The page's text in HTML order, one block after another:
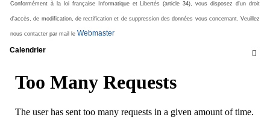
Conformément à la loi française Informatique et Libertés (article 34), vous disposez d'un droit
d'accès, de modification, de rectification et de suppression des données vous concernant. Veuillez
nous contacter par mail le Webmaster

Calendrier